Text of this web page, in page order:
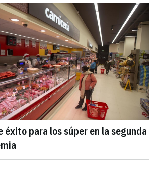
éxito para los súper en la segunda